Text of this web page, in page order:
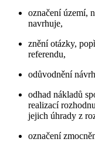
označení území,
navrhuje,
znění otázky,
referendu,
odůvodnění
odhad nákladů
realizací
jejich úhrady z
označení